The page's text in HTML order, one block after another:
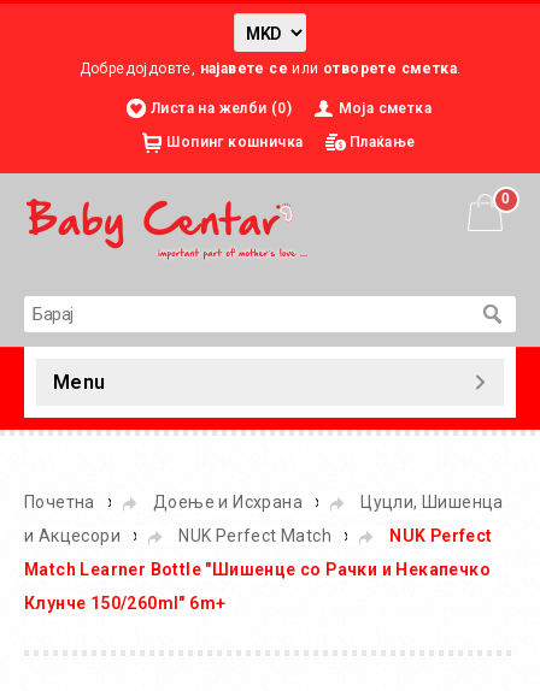
Добредојдовте, најавете се или отворете сметка.
Листа на желби (0)
Моја сметка
Шопинг кошничка
Плаќање
0
Menu
Почетна » Доење и Исхрана »
Цуцли, Шишенца
и Акцесори
» NUK Perfect Match »
NUK Perfect
Match Learner Bottle "Шишенце со Рачки и Некапечко
Клунче 150/260ml" 6m+